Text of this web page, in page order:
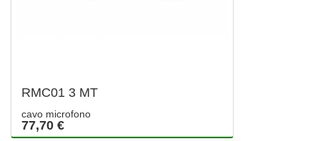
RMC01 3 MT
cavo microfono
77,70 €